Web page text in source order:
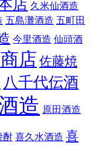
店 久米仙酒造
五島灘酒造 五町田
今里酒造 仙頭酒
店 佐藤焼
八千代伝酒
造 原田酒造
酎 喜久水酒造 喜